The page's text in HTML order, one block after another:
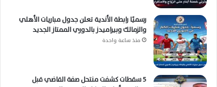
رسميًا رابطة الأندية تعلن جدول مباريات الأهلي
والزمالك وبيراميدز بالدوري الممتاز الجديد
منذ ساعة واحدة
5 سقطات كشفت منتحل صفة القاضي قبل